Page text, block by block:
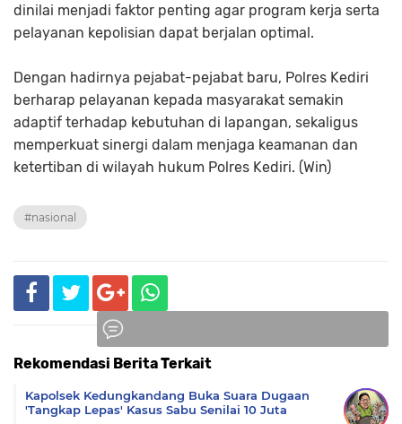
dinilai menjadi faktor penting agar program kerja serta
pelayanan kepolisian dapat berjalan optimal.
Dengan hadirnya pejabat-pejabat baru, Polres Kediri
berharap pelayanan kepada masyarakat semakin
adaptif terhadap kebutuhan di lapangan, sekaligus
memperkuat sinergi dalam menjaga keamanan dan
ketertiban di wilayah hukum Polres Kediri. (Win)
#nasional
Rekomendasi Berita Terkait
Kapolsek Kedungkandang Buka Suara Dugaan
'Tangkap Lepas' Kasus Sabu Senilai 10 Juta